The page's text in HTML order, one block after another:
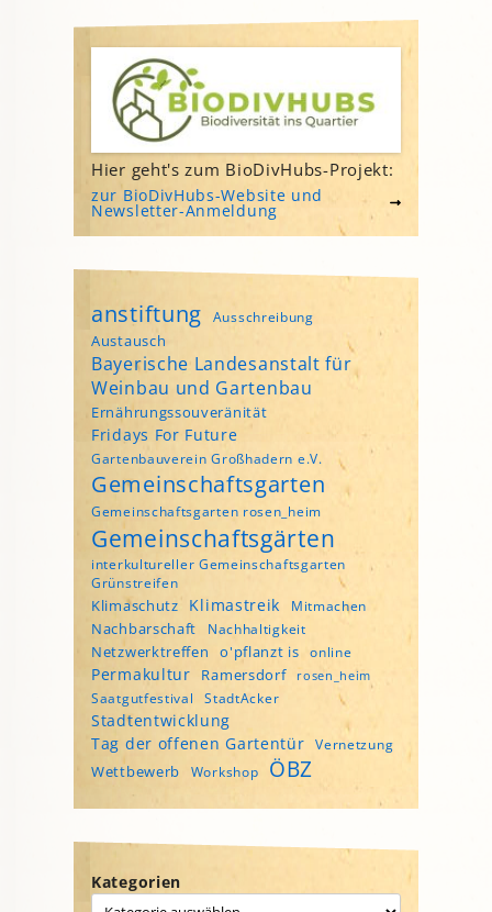
Hier geht's zum BioDivHubs-Projekt:
zur BioDivHubs-Website und
Newsletter-Anmeldung
anstiftung Ausschreibung
Austausch
Bayerische Landesanstalt für
Weinbau und Gartenbau
Ernährungssouveränität
Fridays For Future
Gartenbauverein Großhadern e.V.
Gemeinschaftsgarten
Gemeinschaftsgarten rosen_heim
Gemeinschaftsgärten
interkultureller Gemeinschaftsgarten
Grünstreifen
Klimaschutz Klimastreik Mitmachen
Nachbarschaft Nachhaltigkeit
Netzwerktreffen o'pflanzt is online
Permakultur Ramersdorf rosen_heim
Saatgutfestival StadtAcker
Stadtentwicklung
Tag der offenen Gartentür
Vernetzung
Wettbewerb Workshop ÖBZ
Kategorien